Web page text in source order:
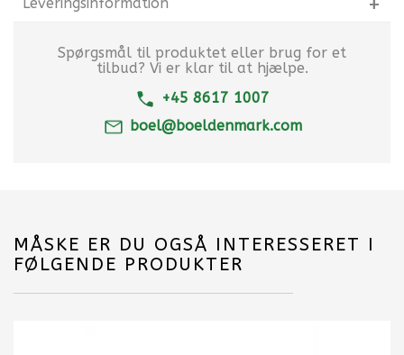
Leveringsinformation
Spørgsmål til produktet eller brug for et
tilbud? Vi er klar til at hjælpe.
+45 8617 1007
boel@boeldenmark.com
MÅSKE ER DU OGSÅ INTERESSERET I
FØLGENDE PRODUKTER